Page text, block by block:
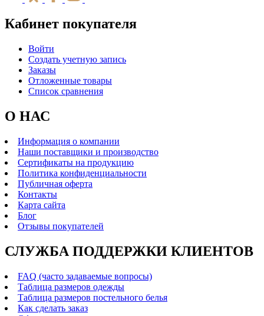
Кабинет покупателя
Войти
Создать учетную запись
Заказы
Отложенные товары
Список сравнения
О НАС
Информация о компании
Наши поставщики и производство
Сертификаты на продукцию
Политика конфиденциальности
Публичная оферта
Контакты
Карта сайта
Блог
Отзывы покупателей
СЛУЖБА ПОДДЕРЖКИ КЛИЕНТОВ
FAQ (часто задаваемые вопросы)
Таблица размеров одежды
Таблица размеров постельного белья
Как сделать заказ